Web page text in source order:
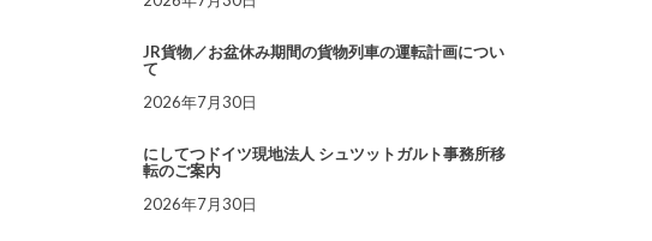
JR貨物／お盆休み期間の貨物列車の運転計画につい
て
2026年7月30日
にしてつドイツ現地法人 シュツットガルト事務所移
転のご案内
2026年7月30日